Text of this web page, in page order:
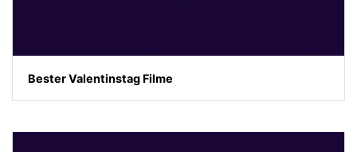
Bester Valentinstag Filme